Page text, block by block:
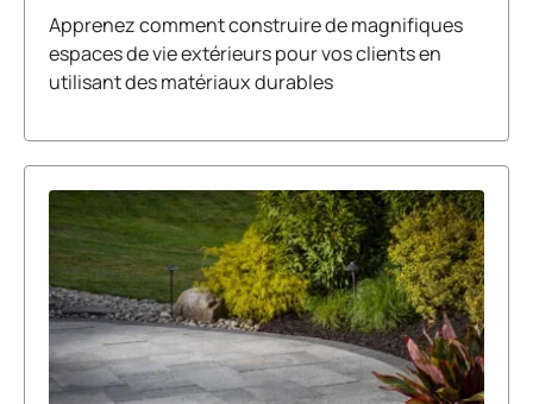
Apprenez comment construire de magnifiques
espaces de vie extérieurs pour vos clients en
utilisant des matériaux durables